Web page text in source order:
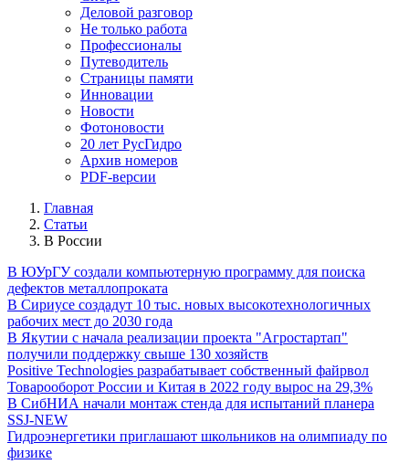
Деловой разговор
Не только работа
Профессионалы
Путеводитель
Страницы памяти
Инновации
Новости
Фотоновости
20 лет РусГидро
Архив номеров
PDF-версии
Главная
Статьи
В России
В ЮУрГУ создали компьютерную программу для поиска
дефектов металлопроката
В Сириусе создадут 10 тыс. новых высокотехнологичных
рабочих мест до 2030 года
В Якутии с начала реализации проекта "Агростартап"
получили поддержку свыше 130 хозяйств
Positive Technologies разрабатывает собственный файрвол
Товарооборот России и Китая в 2022 году вырос на 29,3%
В СибНИА начали монтаж стенда для испытаний планера
SSJ-NEW
Гидроэнергетики приглашают школьников на олимпиаду по
физике